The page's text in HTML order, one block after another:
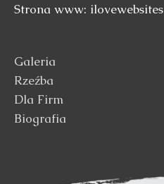
Strona www: ilovewebsites
Galeria
Rzeźba
Dla Firm
Biografia